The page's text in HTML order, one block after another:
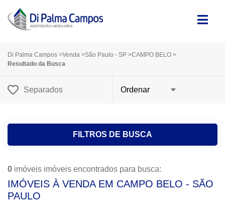
Di Palma Campos >Venda >São Paulo - SP >CAMPO BELO >
Resultado da Busca
Separados
FILTROS DE BUSCA
0 imóveis imóveis encontrados para busca:
IMÓVEIS À VENDA EM CAMPO BELO - SÃO
PAULO